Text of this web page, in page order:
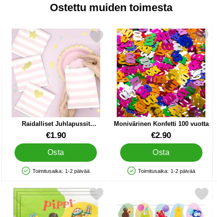
Ostettu muiden toimesta
Ruusukulta Tähti suosikiksi
Raidalliset Juhlapussit
Vaaleanpunainen
Tuote.nro 25930€1.90
Osta
Saatavuus: Varastossa
Toimitusaika: 1-2 päivää
Merkitse raidalliset Juhlapussit Vaaleanpunainen suosikiksi
Monivärinen Konfetti 100 vuotta
Tuote.nro 41071€2.90
Osta
Saatavuus: Varastossa
Toimitusaika: 1-2 päivää
Merkitse monivärinen Konfetti
Mix suosikiksi
Merkitse peppi Servetit 16 kpl suosikiksiMerkitse viirinauha